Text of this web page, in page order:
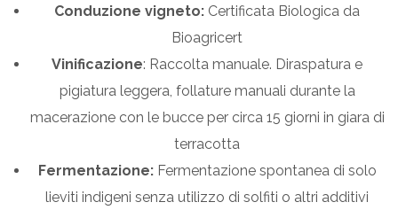
Conduzione vigneto: Certificata Biologica da
Bioagricert
Vinificazione: Raccolta manuale. Diraspatura e
pigiatura leggera, follature manuali durante la
macerazione con le bucce per circa 15 giorni in giara di
terracotta
Fermentazione:Fermentazione spontanea di solo
lieviti indigeni senza utilizzo di solfiti o altri additivi